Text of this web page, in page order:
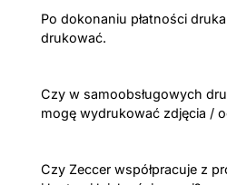
Po dokonaniu płatności
drukować.
Czy w samoobsługowych
mogę wydrukować zdjęcia /
Czy Zeccer współpracuje z